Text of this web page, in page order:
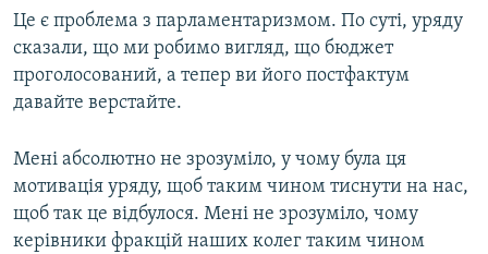
Це є проблема з парламентаризмом. По суті, уряду
сказали, що ми робимо вигляд, що бюджет
проголосований, а тепер ви його постфактум
давайте верстайте.
Мені абсолютно не зрозуміло, у чому була ця
мотивація уряду, щоб таким чином тиснути на нас,
щоб так це відбулося. Мені не зрозуміло, чому
керівники фракцій наших колег таким чином